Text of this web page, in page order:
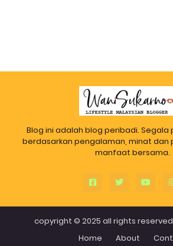
Blog ini adalah blog peribadi. Segala
berdasarkan pengalaman, minat dan
manfaat bersama.
copyright © 2025 all rights reserved
Home
About